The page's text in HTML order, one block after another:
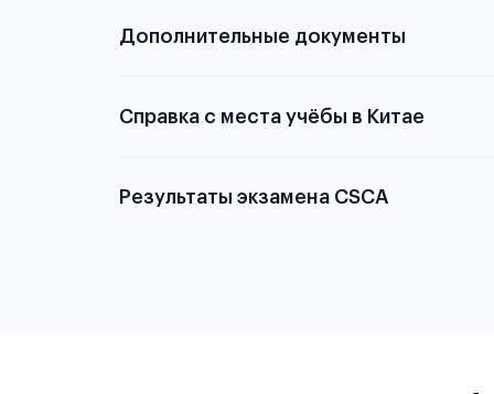
Дополнительные документы
Справка с места учёбы в Китае
Результаты экзамена CSCA